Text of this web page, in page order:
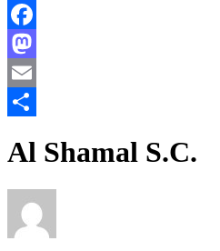
Facebook
Mastodon
Email
Al Shamal S.C.